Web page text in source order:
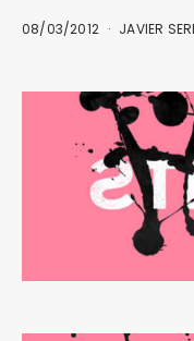
08/03/2012 JAVIER